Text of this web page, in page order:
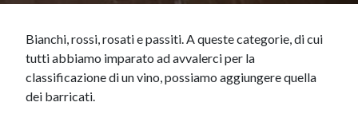
​Bianchi, rossi, rosati e passiti. A queste categorie, di cui
tutti abbiamo imparato ad avvalerci per la
classificazione di un vino, possiamo aggiungere quella
dei barricati.